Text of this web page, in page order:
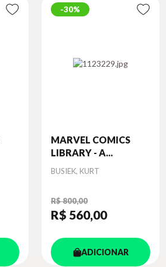
30%
MARVEL COMICS
LIBRARY - A...
Autor
BUSIEK, KURT
R$ 800,00
R$ 560,00
ADICIONAR